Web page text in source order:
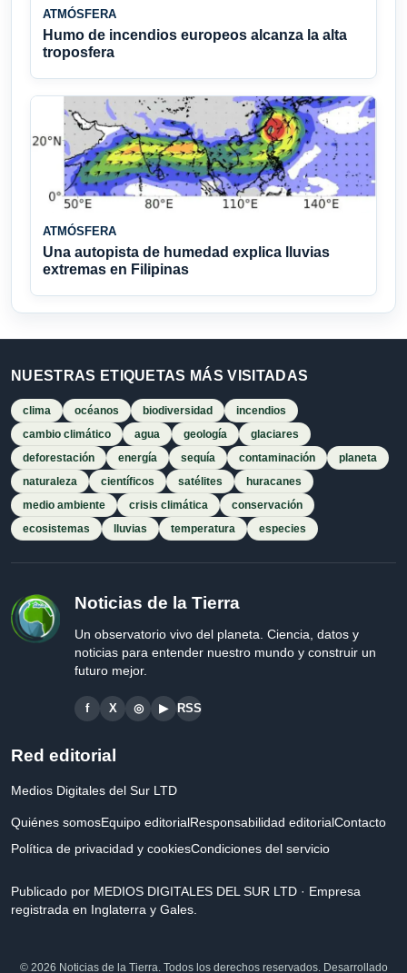
ATMÓSFERA
Humo de incendios europeos alcanza la alta
troposfera
ATMÓSFERA
Una autopista de humedad explica lluvias
extremas en Filipinas
NUESTRAS ETIQUETAS MÁS VISITADAS
clima océanos biodiversidad
incendios
cambio climático
agua geología
glaciares
deforestación
energía sequía contaminación
planeta
naturaleza
científicos satélites
huracanes
medio ambiente
crisis climática
conservación
ecosistemas
lluvias temperatura especies
Noticias de la Tierra
Un observatorio vivo del planeta. Ciencia, datos y
noticias para entender nuestro mundo y construir un
futuro mejor.
f X ◎ ▶ RSS
Red editorial
Medios Digitales del Sur LTD
Quiénes somosEquipo editorialResponsabilidad editorialContacto
Política de privacidad y cookiesCondiciones del servicio
Publicado por MEDIOS DIGITALES DEL SUR LTD · Empresa
registrada en Inglaterra y Gales.
© 2026 Noticias de la Tierra. Todos los derechos reservados. Desarrollado